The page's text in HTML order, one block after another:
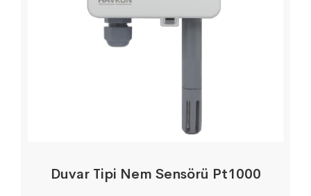
Duvar Tipi Nem Sensörü Pt1000